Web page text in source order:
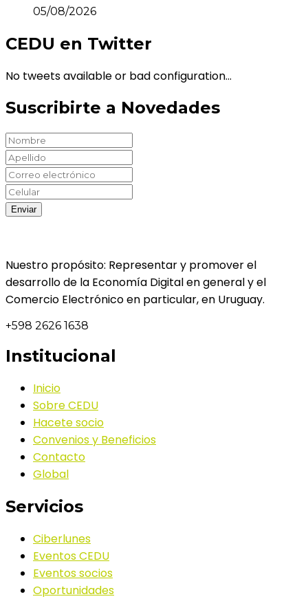
05/08/2026
CEDU en Twitter
No tweets available or bad configuration...
Suscribirte a Novedades
Nuestro propósito: Representar y promover el
desarrollo de la Economía Digital en general y el
Comercio Electrónico en particular, en Uruguay.
+598 2626 1638
Institucional
Inicio
Sobre CEDU
Hacete socio
Convenios y Beneficios
Contacto
Global
Servicios
Ciberlunes
Eventos CEDU
Eventos socios
Oportunidades